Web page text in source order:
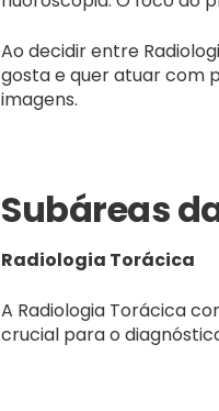
Ao decidir entre
gosta e quer atuar com
imagens.
Subáreas
Radiologia Torácica
A Radiologia Torácica
crucial para o